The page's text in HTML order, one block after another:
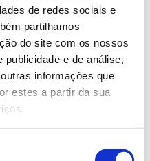
de redes sociais e
partilhamos
do site com os nossos
e de análise,
informações que
estes a partir da sua
da espécie nas
Lista Vermelha da IUCN
da Natureza,
número de
em Marrocos
Ilhas Canárias
em 2021,
no número de